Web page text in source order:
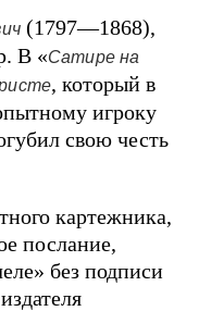
(1797—1868),
В «Сатире на
, который в
игроку
свою честь
картежника,
послание,
без подписи